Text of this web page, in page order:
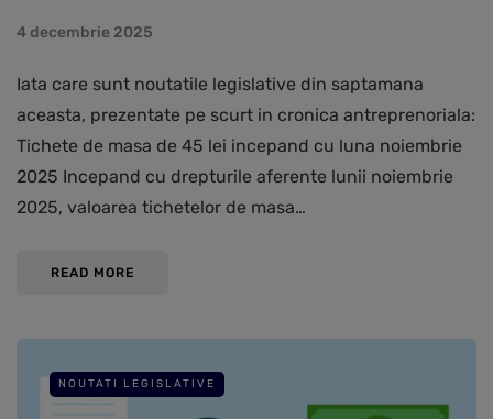
4 decembrie 2025
Iata care sunt noutatile legislative din saptamana
aceasta, prezentate pe scurt in cronica antreprenoriala:
Tichete de masa de 45 lei incepand cu luna noiembrie
2025 Incepand cu drepturile aferente lunii noiembrie
2025, valoarea tichetelor de masa…
READ MORE
NOUTATI LEGISLATIVE